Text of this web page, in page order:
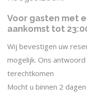
Voor gasten met
aankomst tot
Wij bevestigen uw
mogelijk. Ons
terechtkomen
Mocht u binnen 2